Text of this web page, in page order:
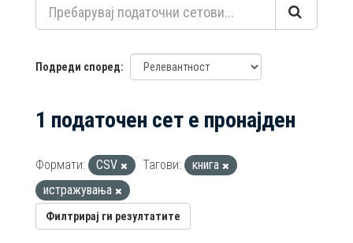
Подреди според
1 податочен сет е пронајден
Формати: CSV Тагови:
книга
истражувања
Филтрирај ги резултатите